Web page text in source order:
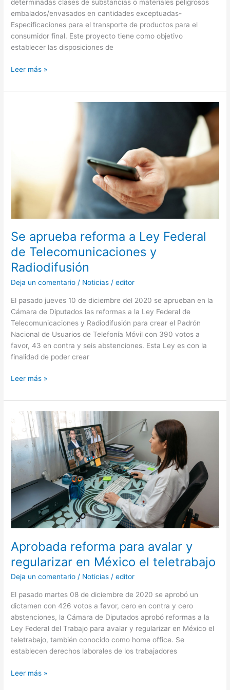
determinadas clases de substancias o materiales peligrosos
embalados/envasados en cantidades exceptuadas-
Especificaciones para el transporte de productos para el
consumidor final. Este proyecto tiene como objetivo
establecer las disposiciones de
Leer más »
Se aprueba reforma a Ley Federal
de Telecomunicaciones y
Radiodifusión
Deja un comentario / Noticias /editor
El pasado jueves 10 de diciembre del 2020 se aprueban en la
Cámara de Diputados las reformas a la Ley Federal de
Telecomunicaciones y Radiodifusión para crear el Padrón
Nacional de Usuarios de Telefonía Móvil con 390 votos a
favor, 43 en contra y seis abstenciones. Esta Ley es con la
finalidad de poder crear
Telecomunicaciones
y
Leer más »
Aprobada reforma para avalar y
regularizar en México el teletrabajo
Deja un comentario / Noticias /editor
El pasado martes 08 de diciembre de 2020 se aprobó un
dictamen con 426 votos a favor, cero en contra y cero
abstenciones, la Cámara de Diputados aprobó reformas a la
Ley Federal del Trabajo para avalar y regularizar en México el
teletrabajo, también conocido como home office. Se
establecen derechos laborales de los trabajadores
Aprobada
reforma
para
avalar
y
regularizar
en
México
teletrabajo
Leer más »